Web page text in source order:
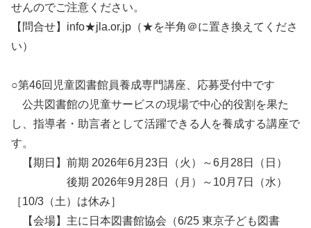
せんのでご注意ください。
【問合せ】info★jla.or.jp（★を半角＠に置き換えてくださ
い）
○第46回児童図書館員養成専門講座、応募受付中です
公共図書館の児童サービスの現場で中心的役割を果た
し、指導者・助言者として活躍できる人を養成する講座で
す。
【期日】前期 2026年6月23日（火）～6月28日（日）
後期 2026年9月28日（月）～10月7日（水）
［10/3（土）は休み］
【会場】主に日本図書館協会（6/25 東京子ども図書